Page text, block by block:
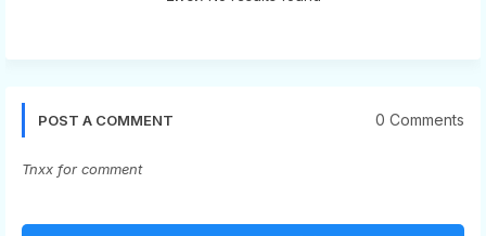
POST A COMMENT 0 Comments
Tnxx for comment